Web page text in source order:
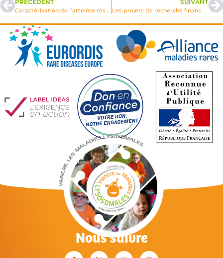
PRÉCÉDENT
Caractérisation de l’atteinte respiratoire dans les cystinoses de l’adulte – RESPI-CYS
SUIVANT
Les projets de recherche financés par VML en 2021
Nous suivre